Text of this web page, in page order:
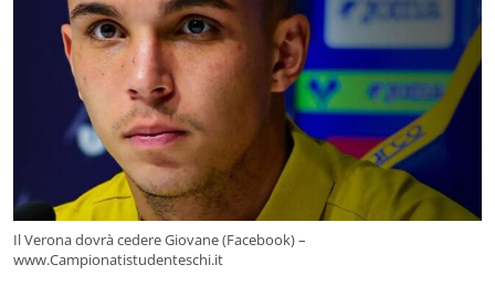
Il Verona dovrà cedere Giovane (Facebook) –
www.Campionatistudenteschi.it